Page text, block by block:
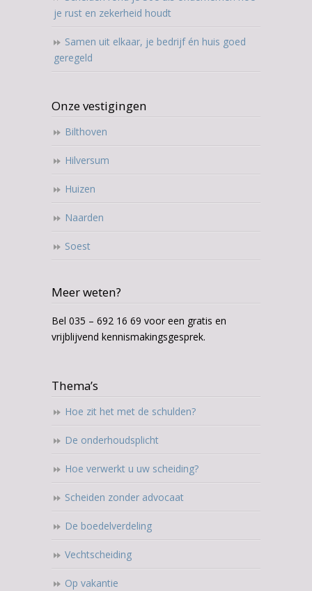
je rust en zekerheid houdt
Samen uit elkaar, je bedrijf én huis goed
geregeld
Onze vestigingen
Bilthoven
Hilversum
Huizen
Naarden
Soest
Meer weten?
Bel 035 – 692 16 69 voor een gratis en
vrijblijvend kennismakingsgesprek.
Thema’s
Hoe zit het met de schulden?
De onderhoudsplicht
Hoe verwerkt u uw scheiding?
Scheiden zonder advocaat
De boedelverdeling
Vechtscheiding
Op vakantie